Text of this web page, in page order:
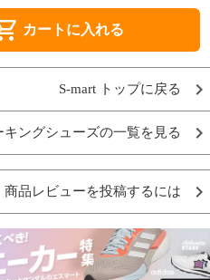
カートに入れる
S-mart トップに戻る
キングシューズの一覧を見る
商品レビューを投稿するには